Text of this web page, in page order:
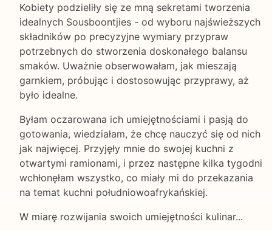
Kobiety podzieliły się ze mną sekretami tworzenia
idealnych Sousboontjies - od wyboru najświeższych
składników po precyzyjne wymiary przypraw
potrzebnych do stworzenia doskonałego balansu
smaków. Uważnie obserwowałam, jak mieszają
garnkiem, próbując i dostosowując przyprawy, aż
było idealne.
Byłam oczarowana ich umiejętnościami i pasją do
gotowania, wiedziałam, że chcę nauczyć się od nich
jak najwięcej. Przyjęły mnie do swojej kuchni z
otwartymi ramionami, i przez następne kilka tygodni
wchłonęłam wszystko, co miały mi do przekazania
na temat kuchni południowoafrykańskiej.
W miarę rozwijania swoich umiejętności kulinar...